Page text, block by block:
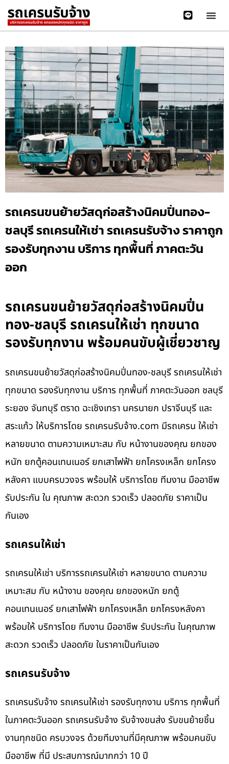
รถเครนขนย้ายวัสดุก่อสร้างนิคมปิ่นทอง-
ชลบุรี รถเครนให้เช่า รถเครนรับจ้าง ราคาถูก
รองรับทุกงาน บริการ ทุกพื้นที่ ภาคตะวัน
ออก
รถเครนขนย้ายวัสดุก่อสร้างนิคมปิ่น
ทอง-ชลบุรี รถเครนให้เช่า ทุกขนาด
รองรับทุกงาน พร้อมคนขับผู้เชี่ยวชาญ
รถเครนขนย้ายวัสดุก่อสร้างนิคมปิ่นทอง-ชลบุรี รถเครนให้เช่า
ทุกขนาด รองรับทุกงาน บริการ ทุกพื้นที่ ภาคตะวันออก ชลบุรี
ระยอง จันทบุรี ตราด ฉะเชิงเทรา นครนายก ปราจีนบุรี และ
สระแก้ว ให้บริการโดย รถเครนรับจ้าง.com มีรถเครน ให้เช่า
หลายขนาด ตามความเหมาะสม กับ หน้างานของคุณ ยกของ
หนัก ยกตู้คอนเทนเนอร์ ยกเสาไฟฟ้า ยกโครงเหล็ก ยกโครง
หลังคา แบบครบวงจร พร้อมให้ บริการโดย ทีมงาน มืออาชีพ
รับประกัน ใน คุณภาพ สะดวก รวดเร็ว ปลอดภัย ราคาเป็น
กันเอง
รถเครนให้เช่า
รถเครนให้เช่า บริการรถเครนให้เช่า หลายขนาด ตามความ
เหมาะสม กับ หน้างาน ของคุณ ยกของหนัก ยกตู้
คอนเทนเนอร์ ยกเสาไฟฟ้า ยกโครงเหล็ก ยกโครงหลังคา
พร้อมให้ บริการโดย ทีมงาน มืออาชีพ รับประกัน ในคุณภาพ
สะดวก รวดเร็ว ปลอดภัย ในราคาเป็นกันเอง
รถเครนรับจ้าง
รถเครนรับจ้าง รถเครนให้เช่า รองรับทุกงาน บริการ ทุกพื้นที่
ในภาคตะวันออก รถเครนรับจ้าง รับจ้างขนส่ง รับขนย้ายชิ้น
งานทุกชนิด ครบวงจร ด้วยทีมงานที่มีคุณภาพ พร้อมคนขับ
มืออาชีพ ที่มี ประสบการณ์มากกว่า 10 ปี